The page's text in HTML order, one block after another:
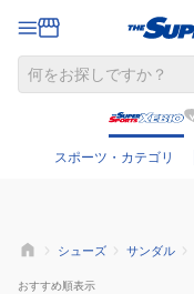
スポーツ・カテゴリ
シューズ サンダル
おすすめ順表示